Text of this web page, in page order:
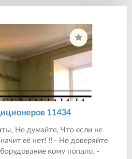
11434
Не думайте, Что если не
её нет! !! - Не доверяйте
кому попало. -